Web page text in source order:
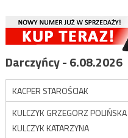
Darczyńcy - 6.08.2026
KACPER STAROŚCIAK
KULCZYK GRZEGORZ
KULCZYK KATARZYNA